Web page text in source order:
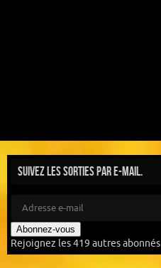
Suivez les sorties par e-mail.
Abonnez-vous
Rejoignez les 419 autres abonnés